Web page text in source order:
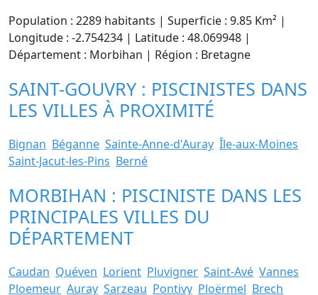
Population : 2289 habitants | Superficie : 9.85 Km² |
Longitude : -2.754234 | Latitude : 48.069948 |
Département : Morbihan | Région : Bretagne
SAINT-GOUVRY : PISCINISTES DANS
LES VILLES À PROXIMITÉ
Bignan Béganne Sainte-Anne-d'Auray Île-aux-Moines
Saint-Jacut-les-Pins Berné
MORBIHAN : PISCINISTE DANS LES
PRINCIPALES VILLES DU
DÉPARTEMENT
Caudan Quéven Lorient Pluvigner Saint-Avé Vannes
Ploemeur Auray Sarzeau Pontivy Ploërmel Brech